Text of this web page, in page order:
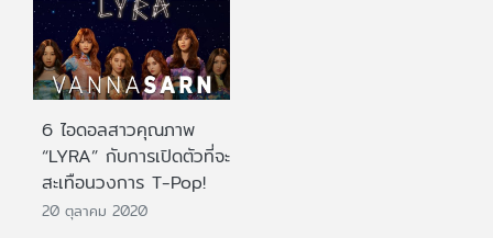
6 ไอดอลสาวคุณภาพ
“LYRA” กับการเปิดตัวที่จะ
สะเทือนวงการ T-Pop!
20 ตุลาคม 2020